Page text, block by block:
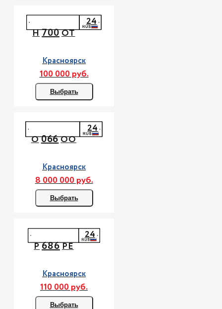
Н700ОТ
24
Красноярск
100 000 руб.
Выбрать
О066ОО
24
Красноярск
8 000 000 руб.
Выбрать
Р686РЕ
24
Красноярск
110 000 руб.
Выбрать